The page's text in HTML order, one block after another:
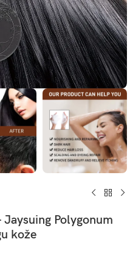
Polygonum
kože